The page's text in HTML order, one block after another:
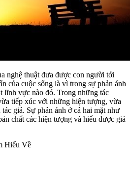
nghệ thuật đưa được con người tới
của cuộc sống là vì trong sự phản ánh
lĩnh vực nào đó. Trong những tác
tiếp xúc với những hiện tượng, vừa
giả. Sự phản ánh ở cả hai mặt như
chất các hiện tượng và hiểu được giá
Hiểu Về